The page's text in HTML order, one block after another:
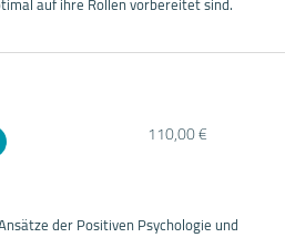
110,00 €
der Positiven Psychologie und